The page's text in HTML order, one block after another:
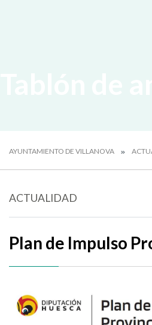
AYUNTAMIENTO DE VILLANOVA
ACTUALIDAD
Plan de Impulso